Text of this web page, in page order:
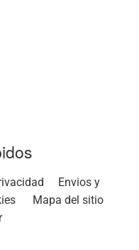
Envios y
Mapa del sitio